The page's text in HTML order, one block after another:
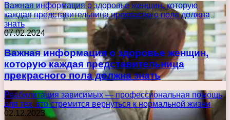
Важная информация о здоровье женщин, которую
каждая представительница прекрасного пола должна
знать
07.02.2024
Важная информация о здоровье женщин,
которую каждая представительница
прекрасного пола должна знать
Реабилитация зависимых — профессиональная помощь
для тех, кто стремится вернуться к нормальной жизни
02.12.2023